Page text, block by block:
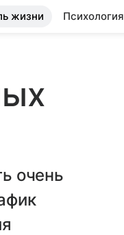
жизни Психология
очень